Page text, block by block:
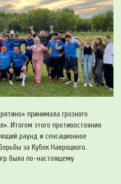
принимала грозного
Итогом этого противостояния
раунд и сенсационное
за Кубок Навроцкого.
была по-настоящему